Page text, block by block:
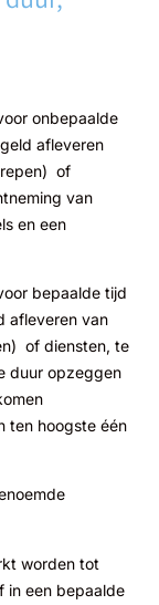
onbepaalde
afleveren
of
van
en een
bepaalde tijd
afleveren van
of diensten, te
duur opzeggen
ten hoogste één
worden tot
in een bepaalde